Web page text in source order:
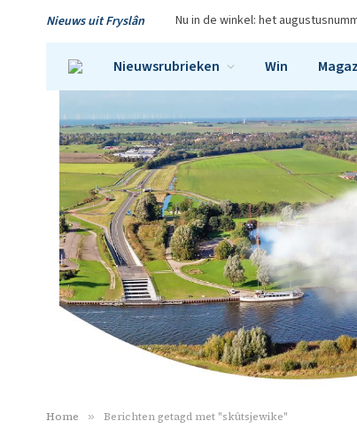
Nieuws uit Fryslân Nu in de winkel: het
Nieuwsrubrieken Win
Home » Berichten getagd met "skûtsjewike"